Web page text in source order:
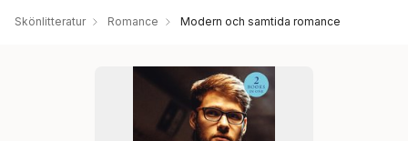
Skönlitteratur Romance Modern och samtida romance